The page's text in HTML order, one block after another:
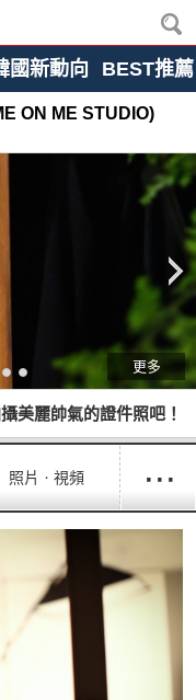
國新動向 BEST推薦
ON ME STUDIO)
更多
美麗帥氣的證件照吧！
照片ㆍ視頻 ···